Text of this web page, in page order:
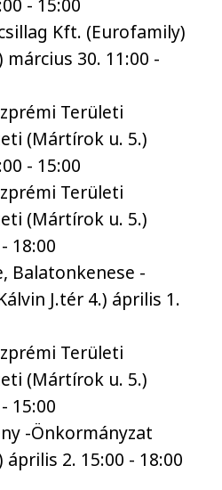
Kft. (Eurofamily)
március 30. 11:00 -
Területi
(Mártírok u. 5.)
- 15:00
Területi
(Mártírok u. 5.)
18:00
Balatonkenese -
J.tér 4.) április 1.
Területi
(Mártírok u. 5.)
15:00
-Önkormányzat
április 2. 15:00 - 18:00